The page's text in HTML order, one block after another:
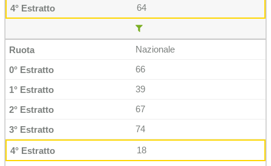
64
Nazionale
66
39
67
74
18